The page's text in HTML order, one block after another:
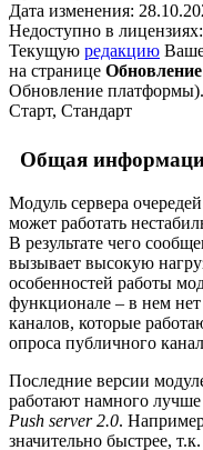
Дата изменения:
Недоступно в лицензиях:
Текущую редакцию
на странице
Обновление платформы).
Старт, Стандарт
Общая
Модуль сервера очередей
может работать
В результате чего
вызывает высокую
особенностей работы
функционале – в нем
каналов, которые
опроса публичного
Последние версии
работают намного
Push server 2.0.
значительно быстрее,